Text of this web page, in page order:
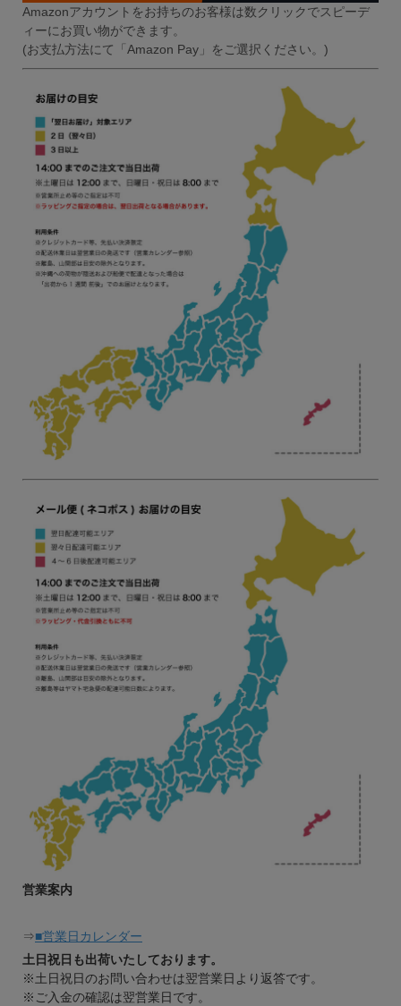
Amazonアカウントをお持ちのお客様は数クリックでスピーデ
ィーにお買い物ができます。
(お支払方法にて「Amazon Pay」をご選択ください。)
営業案内
⇒■営業日カレンダー
土日祝日も出荷いたしております。
※土日祝日のお問い合わせは翌営業日より返答です。
※ご入金の確認は翌営業日です。